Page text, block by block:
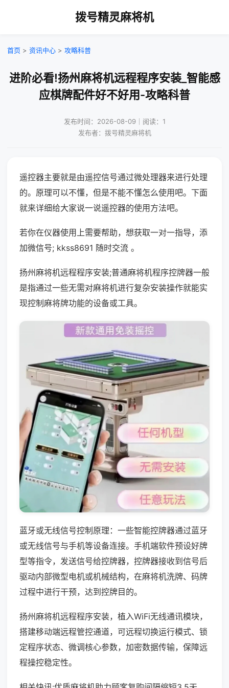
拨号精灵麻将机
首页 > 资讯中心 > 攻略科普
进阶必看!扬州麻将机远程程序安装_智能感
应棋牌配件好不好用-攻略科普
发布时间：2026-08-09｜阅读：1
发布者：拨号精灵麻将机
遥控器主要就是由遥控信号通过微处理器来进行处理
的。原理可以不懂，但是不能不懂怎么使用吧。下面
就来详细给大家说一说遥控器的使用方法吧。
若你在仪器使用上需要帮助，想获取一对一指导，添
加微信号; kkss8691 随时交流 。
扬州麻将机远程程序安装;普通麻将机程序控牌器一般
是指通过一些无需对麻将机进行复杂安装操作就能实
现控制麻将牌功能的设备或工具。
蓝牙或无线信号控制原理：一些智能控牌器通过蓝牙
或无线信号与手机等设备连接。手机端软件预设好牌
型等指令，发送信号给控牌器，控牌器接收到信号后
驱动内部微型电机或机械结构，在麻将机洗牌、码牌
过程中进行干预，达到控牌目的。
扬州麻将机远程程序安装，植入WiFi无线通讯模块，
搭建移动端远程管控通道，可远程切换运行模式、锁
定程序状态、微调核心参数，加密数据传输，保障远
程操控稳定性。